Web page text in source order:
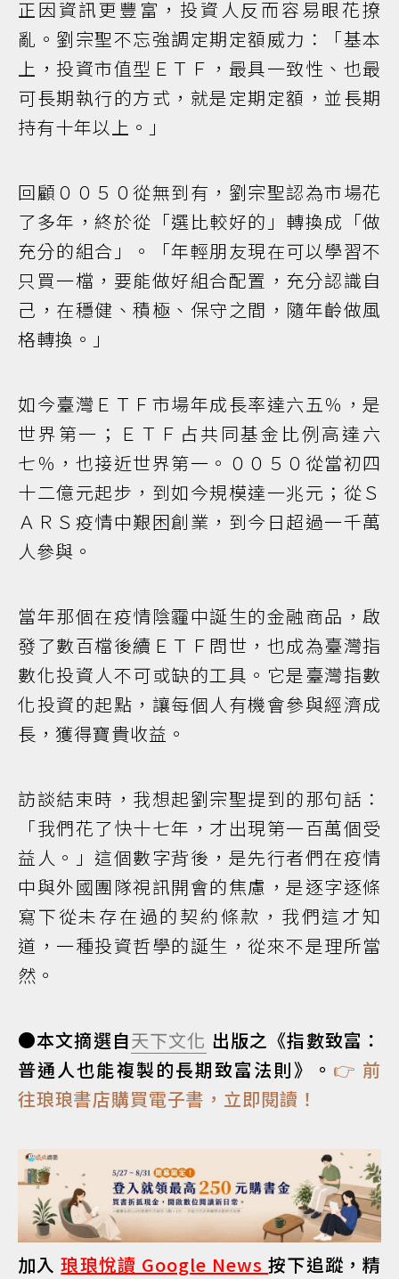
正因資訊更豐富，投資人反而容易眼花撩
亂。劉宗聖不忘強調定期定額威力：「基本
上，投資市值型ＥＴＦ，最具一致性、也最
可長期執行的方式，就是定期定額，並長期
持有十年以上。」
回顧００５０從無到有，劉宗聖認為市場花
了多年，終於從「選比較好的」轉換成「做
充分的組合」。「年輕朋友現在可以學習不
只買一檔，要能做好組合配置，充分認識自
己，在穩健、積極、保守之間，隨年齡做風
格轉換。」
如今臺灣ＥＴＦ市場年成長率達六五％，是
世界第一；ＥＴＦ占共同基金比例高達六
七％，也接近世界第一。００５０從當初四
十二億元起步，到如今規模達一兆元；從Ｓ
ＡＲＳ疫情中艱困創業，到今日超過一千萬
人參與。
當年那個在疫情陰霾中誕生的金融商品，啟
發了數百檔後續ＥＴＦ問世，也成為臺灣指
數化投資人不可或缺的工具。它是臺灣指數
化投資的起點，讓每個人有機會參與經濟成
長，獲得寶貴收益。
訪談結束時，我想起劉宗聖提到的那句話：
「我們花了快十七年，才出現第一百萬個受
益人。」這個數字背後，是先行者們在疫情
中與外國團隊視訊開會的焦慮，是逐字逐條
寫下從未存在過的契約條款，我們這才知
道，一種投資哲學的誕生，從來不是理所當
然。
●本文摘選自天下文化 出版之《指數致富：
普通人也能複製的長期致富法則》。 👉 前
往琅琅書店購買電子書，立即閱讀！
加入琅琅悅讀 Google News按下追蹤，精